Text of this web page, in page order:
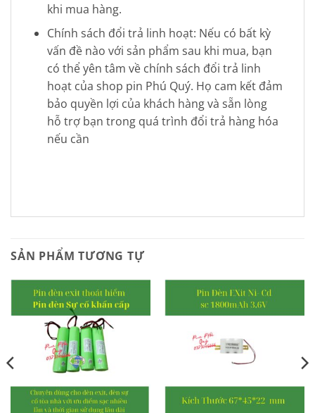
khi mua hàng.
Chính sách đổi trả linh hoạt: Nếu có bất kỳ
vấn đề nào với sản phẩm sau khi mua, bạn
có thể yên tâm về chính sách đổi trả linh
hoạt của shop pin Phú Quý. Họ cam kết đảm
bảo quyền lợi của khách hàng và sẵn lòng
hỗ trợ bạn trong quá trình đổi trả hàng hóa
nếu cần
SẢN PHẨM TƯƠNG TỰ